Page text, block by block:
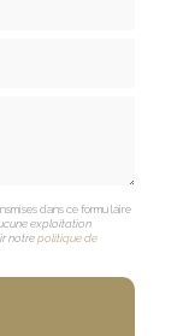
dans ce formulaire
exploitation
notrepolitique de